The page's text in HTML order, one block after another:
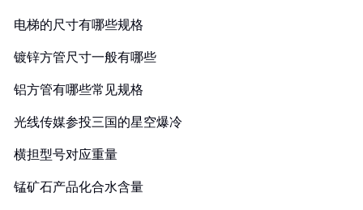
电梯的尺寸有哪些规格
镀锌方管尺寸一般有哪些
铝方管有哪些常见规格
光线传媒参投三国的星空爆冷
横担型号对应重量
锰矿石产品化合水含量